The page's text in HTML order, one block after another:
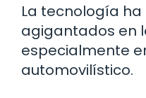
La tecnología
agigantados en
especialmente
automovilístico.